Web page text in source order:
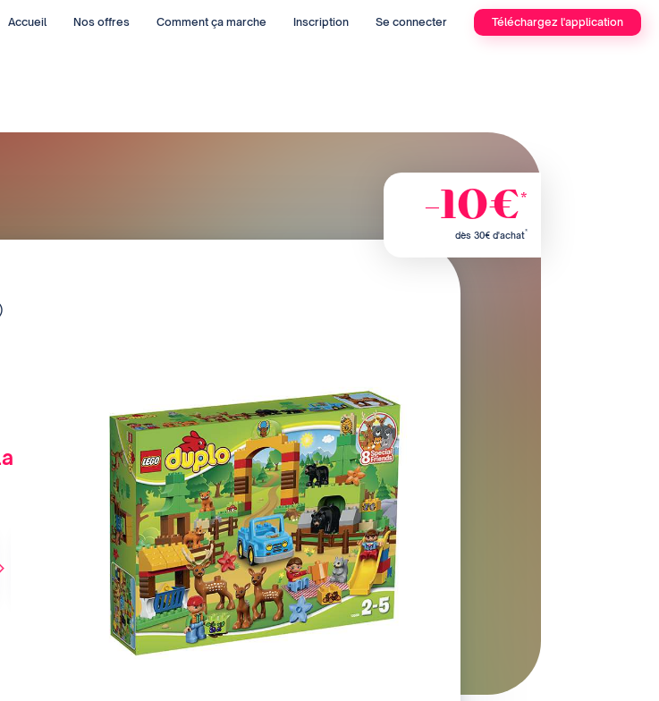
Accueil Nos offres Comment ça marche Inscription Se connecter Téléchargez l'application
-10€*
dès 30€ d'achat*